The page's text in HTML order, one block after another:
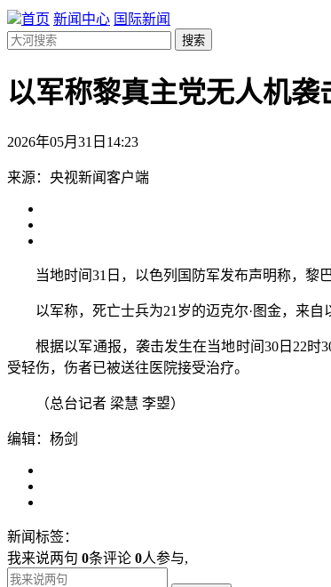
首页 新闻中心 国际新闻
搜索
以军称黎真主党无人机
2026年05月31日14:23
来源：央视新闻客户端
当地时间31日，以色列国防军发布声明称，黎巴
以军称，死亡士兵为21岁的迈克尔·图金，来自
根据以军通报，袭击发生在当地时间30日22时
受轻伤，伤者已被送往医院接受治疗。
（总台记者 梁慧 李曌）
编辑：杨剑
新闻标签：
我来说两句 0条评论 0人参与,